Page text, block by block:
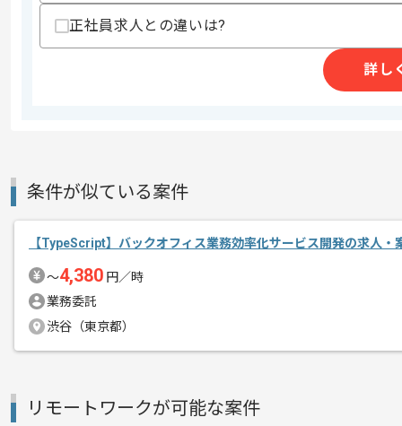
・チームやプロジェクトまたは技術的
・金融や会計システム領域における開発
・決済などの複雑かつ難易度の高いシ
精算・お支払い
精算条件
支払いサイト
15日
その他募集要項
正社員求人との違いは?
詳し
条件が似ている案件
【TypeScript】バックオフィス業務効率化サービス開発の求人・
〜4,380 円／時
業務委託
渋谷（東京都）
リモートワークが可能な案件